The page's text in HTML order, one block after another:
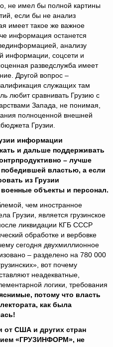
не имел бы полной картины
если бы не анализ
имеет такое же важное
информация останется
анализу
информации, соцсети и
разведслужба имеет
Другой вопрос –
служащих там
любит сравнивать Грузию с
Запада, не понимая,
полноценной внешней
Грузии.
информации
и дальше поддерживать
– лучше
победившей властью, а если
из Грузии
военные объекты и персонал.
чем иностранное
Грузии, является грузинское
ликвидации КГБ СССР
обработке и вербовке
сегодня двухмиллионное
– разделено на 780 000
вот почему
неадекватные,
логики, требования
потому что власть
как была
от США и других стран
«ГРУЗИНФОРМ», не